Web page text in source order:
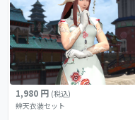
1,980 円 (税込)
辨天衣装セット